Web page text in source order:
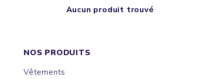
Aucun produit trouvé
NOS PRODUITS
Vêtements